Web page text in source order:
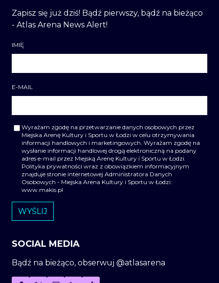
Zapisz się już dziś! Bądź pierwszy, bądź na bieżąco
- Atlas Arena News Alert!
IMIĘ
E-MAIL
Wyrażam zgodę na przetwarzanie danych osobowych przez
Miejska Arenę Kultury i Sportu w Łodzi w celu otrzymywania
informacji handlowych i marketingowych. Wyrażam zgodę na
wysłanie informacji handlowej drogą elektroniczną na podany
adres e-mail przez Miejską Arenę Kultury i Sportu w Łodzi.
Polityka prywatności wraz z obowiązkiem informacyjnym
znajduje stronie internetowej Administratora Danych
Osobowych - Miejska Arena Kultury i Sportu w Łodzi:
www.makis.pl
SOCIAL MEDIA
Bądź na bieżąco, obserwuj @atlasarena